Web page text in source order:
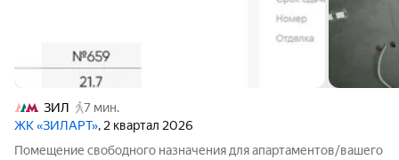
ЗИЛ
7 мин.
ЖК «ЗИЛАРТ», 2 квартал 2026
Помещение свободного назначения для апартаментов/вашего